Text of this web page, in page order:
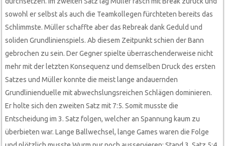
sowohl er selbst als auch die Teamkollegen fürchteten bereits das
Schlimmste. Müller schaffte aber das Rebreak dank Geduld und
soliden Grundlinienspiels. Ab diesem Zeitpunkt schien der Bann
gebrochen zu sein. Der Gegner spielte überraschenderweise nicht
mehr mit der letzten Konsequenz und demselben Druck des ersten
Satzes und Müller konnte die meist lange andauernden
Grundlinienduelle mit abwechslungsreichen Schlägen dominieren.
Er holte sich den zweiten Satz mit 7:5. Somit musste die
Entscheidung im 3. Satz folgen, welcher an Spannung kaum zu
überbieten war. Lange Ballwechsel, lange Games waren die Folge